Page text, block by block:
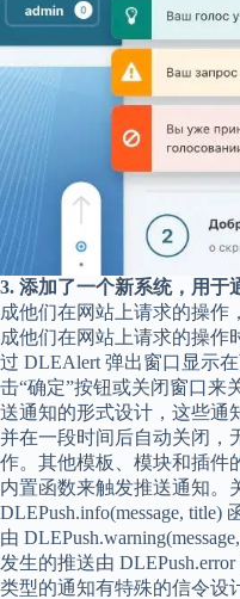
3. 添加了一个新系统，用于
成他们在网站上请求的操作
成他们在网站上请求的操作
过 DLEAlert 弹出窗口显示
击“确定”按钮或关闭窗口来
送通知的形式设计，这些通
并在一段时间后自动关闭，
作。其他模板、模块和插件
内置函数来触发推送通知。
DLEPush.info(message,
由
发生的推送由
类型的通知有特殊的信令设